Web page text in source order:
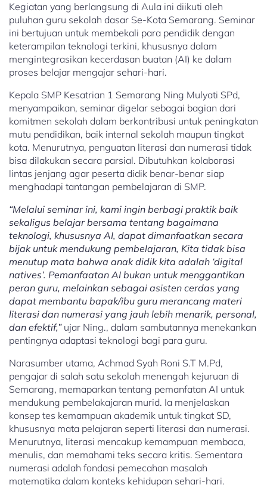
Kegiatan yang berlangsung di Aula ini diikuti oleh
puluhan guru sekolah dasar Se-Kota Semarang. Seminar
ini bertujuan untuk membekali para pendidik dengan
keterampilan teknologi terkini, khususnya dalam
mengintegrasikan kecerdasan buatan (AI) ke dalam
proses belajar mengajar sehari-hari.
Kepala SMP Kesatrian 1 Semarang Ning Mulyati SPd,
menyampaikan, seminar digelar sebagai bagian dari
komitmen sekolah dalam berkontribusi untuk peningkatan
mutu pendidikan, baik internal sekolah maupun tingkat
kota. Menurutnya, penguatan literasi dan numerasi tidak
bisa dilakukan secara parsial. Dibutuhkan kolaborasi
lintas jenjang agar peserta didik benar-benar siap
menghadapi tantangan pembelajaran di SMP.
“Melalui seminar ini, kami ingin berbagi praktik baik
sekaligus belajar bersama tentang bagaimana
teknologi, khususnya AI, dapat dimanfaatkan secara
bijak untuk mendukung pembelajaran, Kita tidak bisa
menutup mata bahwa anak didik kita adalah ‘digital
natives’. Pemanfaatan AI bukan untuk menggantikan
peran guru, melainkan sebagai asisten cerdas yang
dapat membantu bapak/ibu guru merancang materi
literasi dan numerasi yang jauh lebih menarik, personal,
dan efektif,”ujar Ning., dalam sambutannya menekankan
pentingnya adaptasi teknologi bagi para guru.
Narasumber utama, Achmad Syah Roni S.T M.Pd,
pengajar di salah satu sekolah menengah kejuruan di
Semarang, memaparkan tentang pemanfatan AI untuk
mendukung pembelakajaran murid. Ia menjelaskan
konsep tes kemampuan akademik untuk tingkat SD,
khususnya mata pelajaran seperti literasi dan numerasi.
Menurutnya, literasi mencakup kemampuan membaca,
menulis, dan memahami teks secara kritis. Sementara
numerasi adalah fondasi pemecahan masalah
matematika dalam konteks kehidupan sehari-hari.